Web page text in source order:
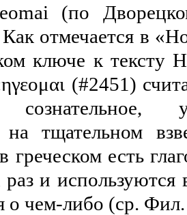
(по
отмечается в
ключе к
(#2451)
сознательное,
на тщательном
есть
раз и
чем-либо (ср.